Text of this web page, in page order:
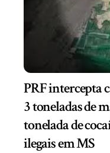
PRF intercepta
3 toneladas de
tonelada de
ilegais em MS